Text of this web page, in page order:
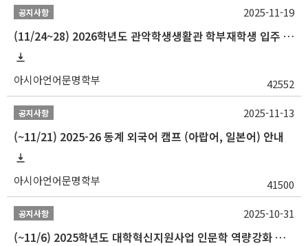
공지사항
(11/24~28) 2026학년도 관악학생생활관 학부재학생 입주 신청 일정 안내
아시아언어문명학부 42552
2025-11-19
공지사항
(~11/21) 2025-26 동계 외국어 캠프 (아랍어, 일본어) 안내
아시아언어문명학부 41500
2025-11-13
공지사항
(~11/6) 2025학년도 대학혁신지원사업 인문학 역량강화 동계 인턴십 참가자 선발 안내
2025-10-31